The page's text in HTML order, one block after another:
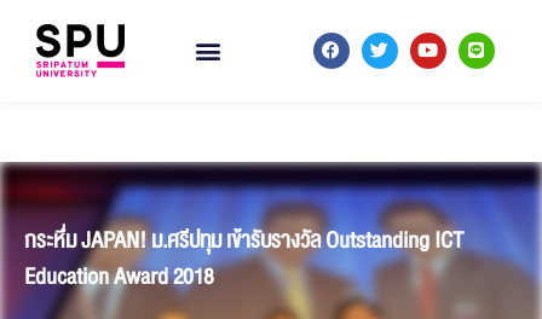
กระหึ่ม JAPAN! ม.ศรีปทุม เข้ารับรางวัล Outstanding ICT
Education Award 2018